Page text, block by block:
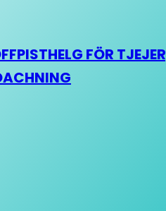
FÖR